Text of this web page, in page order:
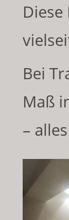
Bei
Maß
–